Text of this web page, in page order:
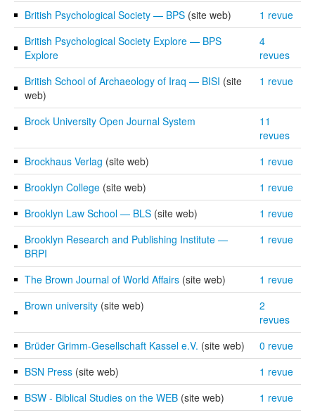
British Psychological Society — BPS(site web)
1 revue
British Psychological Society Explore — BPS
Explore
4
revues
British School of Archaeology of Iraq — BISI (site
web)
1 revue
Brock University Open Journal System
11
revues
Brockhaus Verlag (site web)
1 revue
Brooklyn College(site web)
1 revue
Brooklyn Law School — BLS(site web)
1 revue
Brooklyn Research and Publishing Institute —
BRPI
1 revue
The Brown Journal of World Affairs(site web)
1 revue
Brown university(site web)
2
revues
Brüder Grimm-Gesellschaft Kassel e.V. (site web)
0 revue
BSN Press(site web)
1 revue
BSW - Biblical Studies on the WEB(site web)
1 revue